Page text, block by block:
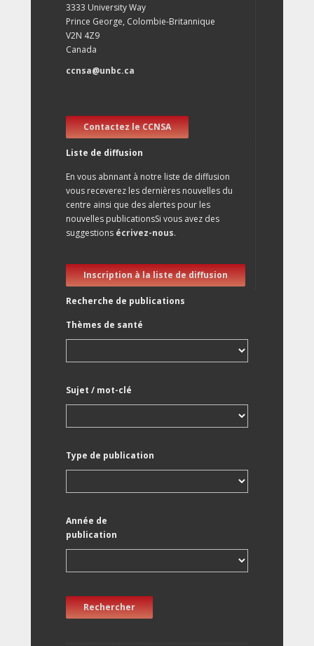
3333 University Way
Prince George, Colombie-Britannique
V2N 4Z9
Canada
ccnsa@unbc.ca
Contactez le CCNSA
Liste de diffusion
En vous abnnant à notre liste de diffusion
vous receverez les dernières nouvelles du
centre ainsi que des alertes pour les
nouvelles publicationsSi vous avez des
suggestions écrivez-nous.
Inscription à la liste de diffusion
Recherche de publications
Thèmes de santé
Sujet / mot-clé
Type de publication
Année de
publication
Rechercher